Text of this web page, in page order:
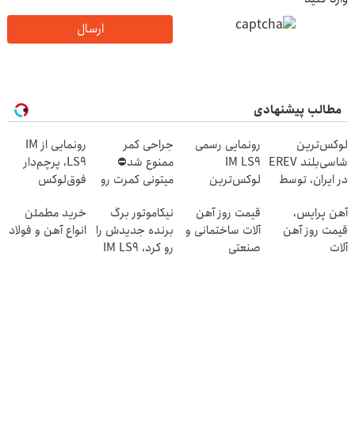
ارسال
مطالب پیشنهادی
لوکس‌ترین
شاسی‌بلند EREV
در ایران، توسط
رونمایی شد!
رونمایی رسمی
IM LS9
لوکس‌ترین
جراحی کمر
ممنوع شد⛔
میتونی کمرت رو
کنی! 👈🏻
پرسش‌نامه
رونمایی از IM
LS9، پرچم‌دار
فوق‌لوکس
ایران شد
آهن پرایس،
قیمت روز آهن
آلات
قیمت روز آهن
آلات ساختمانی و
صنعتی
نیکاموتور برگ
برنده جدیدش را
رو کرد، IM LS9
خرید مطمئن
انواع آهن و فولاد